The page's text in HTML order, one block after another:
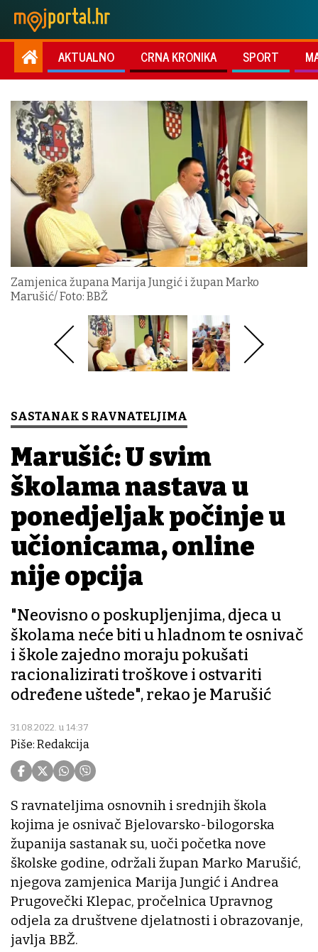
AKTUALNO CRNA KRONIKA SPORT
Zamjenica župana Marija Jungić i župan Marko
Marušić/ Foto: BBŽ
SASTANAK S RAVNATELJIMA
Marušić: U svim
školama nastava u
ponedjeljak počinje u
učionicama, online
nije opcija
"Neovisno o poskupljenjima, djeca u
školama neće biti u hladnom te osnivač
i škole zajedno moraju pokušati
racionalizirati troškove i ostvariti
određene uštede", rekao je Marušić
31.08.2022. u 14:37
Piše: Redakcija
S ravnateljima osnovnih i srednjih škola
kojima je osnivač Bjelovarsko-bilogorska
županija sastanak su, uoči početka nove
školske godine, održali župan Marko Marušić,
njegova zamjenica Marija Jungić i Andrea
Prugovečki Klepac, pročelnica Upravnog
odjela za društvene djelatnosti i obrazovanje,
javlja BBŽ.